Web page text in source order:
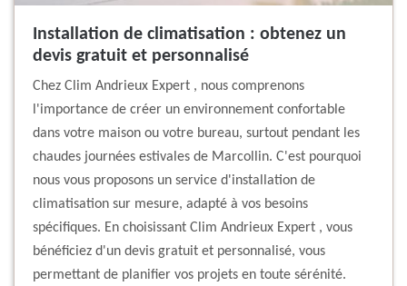
Installation de climatisation : obtenez un
devis gratuit et personnalisé
Chez Clim Andrieux Expert , nous comprenons
l'importance de créer un environnement confortable
dans votre maison ou votre bureau, surtout pendant les
chaudes journées estivales de Marcollin. C'est pourquoi
nous vous proposons un service d'installation de
climatisation sur mesure, adapté à vos besoins
spécifiques. En choisissant Clim Andrieux Expert , vous
bénéficiez d'un devis gratuit et personnalisé, vous
permettant de planifier vos projets en toute sérénité.